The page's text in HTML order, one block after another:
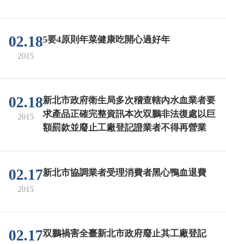
02.18
2015
5要4原則年菜健康吃開心過好年
02.18
2015
新北市政府衛生局多次稽查轄內水血業者要
求產品正確完整資訊本次双鵬非法復處以巨
額罰款並廢止工廠登記證業者不得再營業
02.17
2015
新北市協調業者受理消費者黑心鴨血退費
02.17双鵬禍害全臺新北市政府廢止其工廠登記